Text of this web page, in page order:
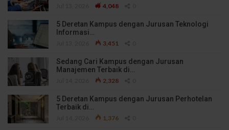
4,048
5 Deretan Kampus dengan Jurusan Teknologi
Informasi…
3,451
Sedang Cari Kampus dengan Jurusan
Manajemen Terbaik di…
2,328
5 Deretan Kampus dengan Jurusan Perhotelan
Terbaik di…
1,376